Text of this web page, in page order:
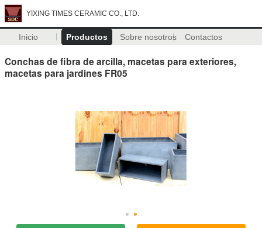
YIXING TIMES CERAMIC CO., LTD.
Inicio Productos Sobre nosotros Contactos
Conchas de fibra de arcilla, macetas para exteriores,
macetas para jardines FR05